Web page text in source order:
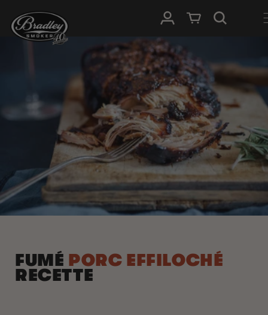
PASSER AU
CONTENU
ConnexionPanier
FUMÉ PORC EFFILOCHÉ
RECETTE